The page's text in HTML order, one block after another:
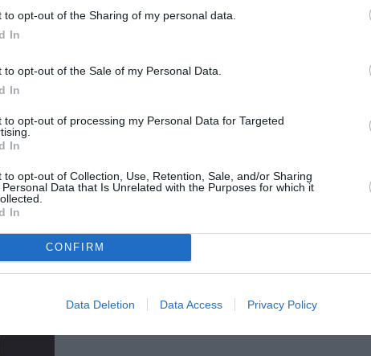
to opt-out of the Sharing of my personal data.
In
to opt-out of the Sale of my Personal Data.
In
to opt-out of processing my Personal Data for Targeted
In
to opt-out of Collection, Use, Retention, Sale, and/or Sharing
Data that Is Unrelated with the Purposes for which it
In
CONFIRM
Data Deletion Data Access Privacy Policy
Θέατρο: 2013/Melina M. – Ομάδα
Η ομάδα «Κατά Λάθος» παρουσίασε στις 7 και 8